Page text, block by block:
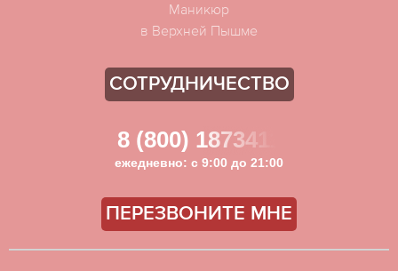
Маникюр
в Верхней Пышме
СОТРУДНИЧЕСТВО
8 (800) 1873411
ежедневно: с 9:00 до 21:00
ПЕРЕЗВОНИТЕ МНЕ